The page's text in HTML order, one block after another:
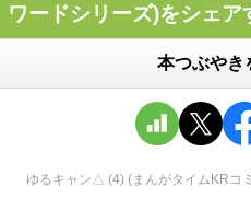
ワードシリーズ)をシェア
本つぶやき
ゆるキャン△ (4) (まんがタイムKRコ